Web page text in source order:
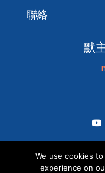
聯絡
默
We use cookies
experience on